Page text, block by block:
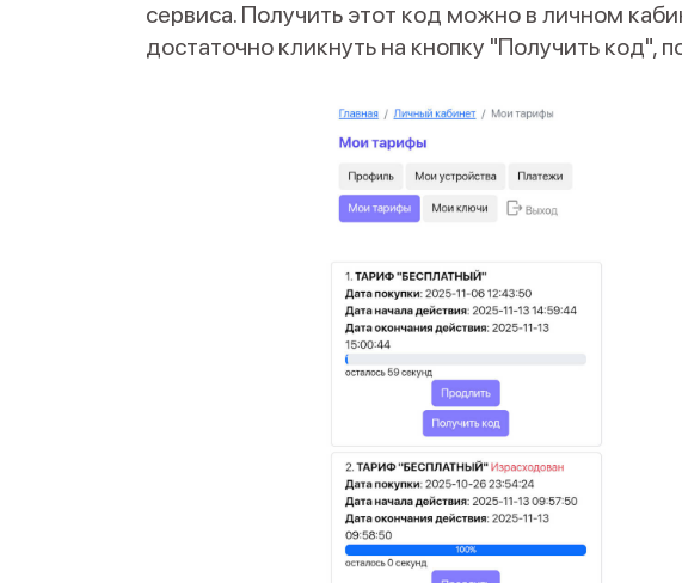
сервиса. Получить этот код можно в личном
достаточно кликнуть на кнопку "Получить код",